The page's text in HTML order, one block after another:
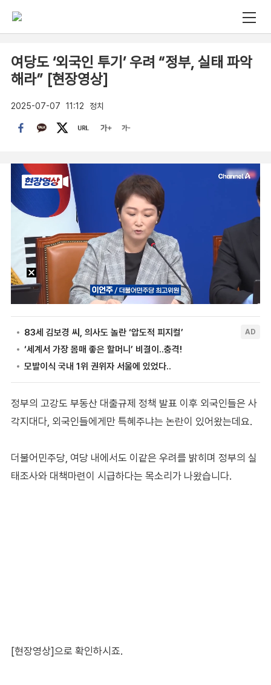
여당도 ‘외국인 투기’ 우려 “정부, 실태 파악
해라” [현장영상]
2025-07-07 11:12 정치
정부의 고강도 부동산 대출규제 정책 발표 이후 외국인들은 사
각지대다, 외국인들에게만 특혜주냐는 논란이 있어왔는데요.
더불어민주당, 여당 내에서도 이같은 우려를 밝히며 정부의 실
태조사와 대책마련이 시급하다는 목소리가 나왔습니다.
[현장영상]으로 확인하시죠.